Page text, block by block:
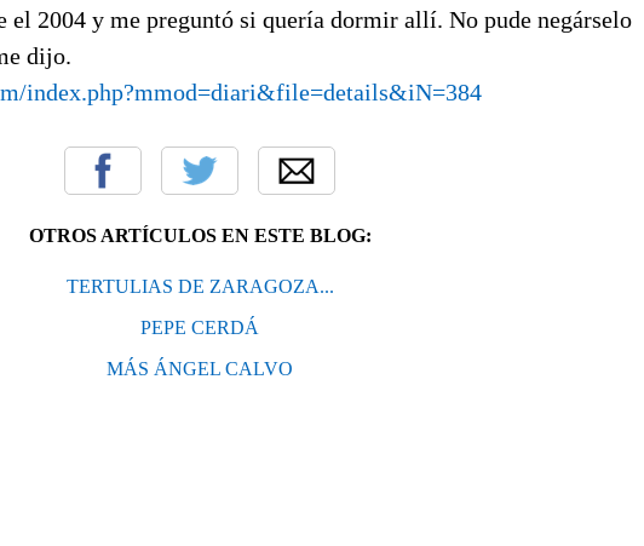
el 2004 y me preguntó si quería dormir allí. No pude negárselo
dijo.
index.php?mmod=diari&file=details&iN=384
OTROS ARTÍCULOS EN ESTE BLOG:
TERTULIAS DE ZARAGOZA...
PEPE CERDÁ
MÁS ÁNGEL CALVO